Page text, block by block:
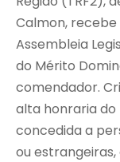
Calmon,
Assembleia
do Mérito
comendador.
alta honraria do
concedida a
ou